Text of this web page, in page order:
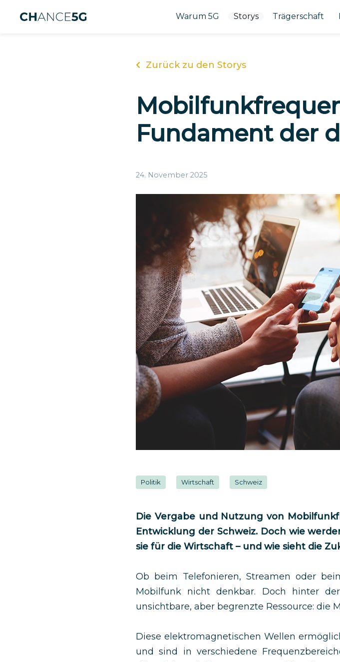
Warum 5G Storys Trägerschaft
Zurück zu den Storys
Fundament der
24. November 2025
Politik Wirtschaft Schweiz
Die Vergabe und Nutzung von
Entwicklung der Schweiz. Doch wie
sie für die Wirtschaft – und wie sieht die
Ob beim Telefonieren, Streamen oder
Mobilfunk nicht denkbar. Doch hinter
unsichtbare, aber begrenzte Ressource: die
Diese elektromagnetischen Wellen
und sind in verschiedene